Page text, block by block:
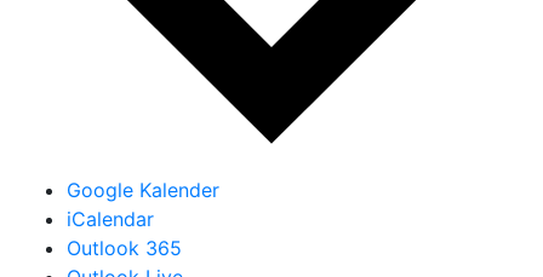
Google Kalender
iCalendar
Outlook 365